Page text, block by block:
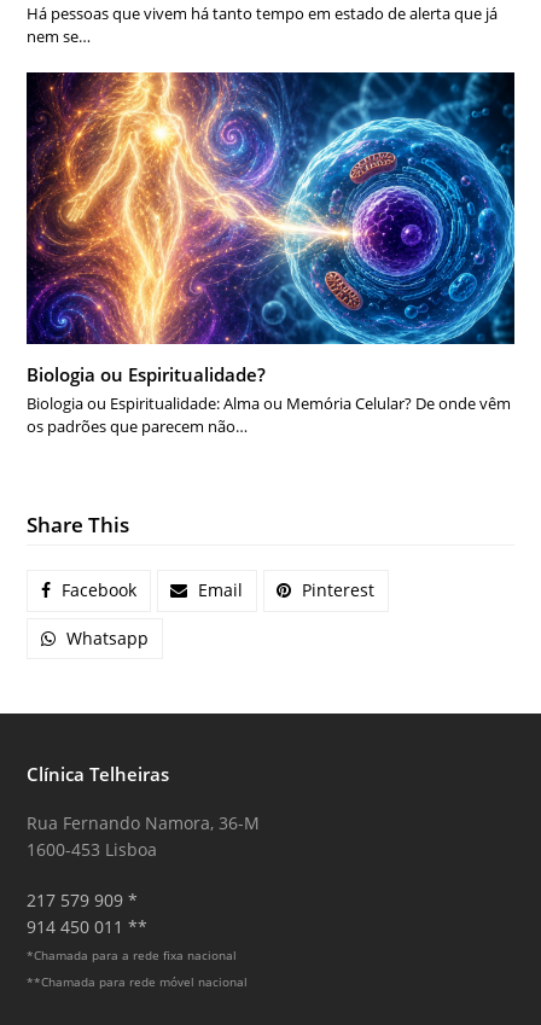
Há pessoas que vivem há tanto tempo em estado de alerta que já
nem se…
Biologia ou Espiritualidade?
Biologia ou Espiritualidade: Alma ou Memória Celular? De onde vêm
os padrões que parecem não…
Share This
Facebook Email Pinterest
Whatsapp
Clínica Telheiras
Rua Fernando Namora, 36-M
1600-453 Lisboa
217 579 909 *
914 450 011 **
*Chamada para a rede fixa nacional
**Chamada para rede móvel nacional